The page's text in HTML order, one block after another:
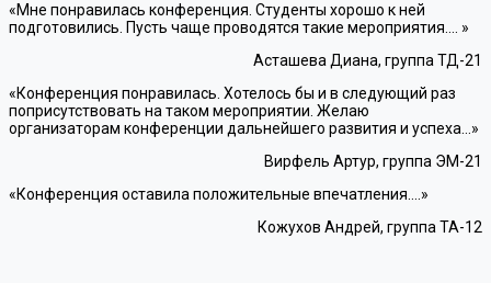
«Мне понравилась конференция. Студенты хорошо к ней
подготовились. Пусть чаще проводятся такие мероприятия…. »
Асташева Диана, группа ТД-21
«Конференция понравилась. Хотелось бы и в следующий раз
поприсутствовать на таком мероприятии. Желаю
организаторам конференции дальнейшего развития и успеха…»
Вирфель Артур, группа ЭМ-21
«Конференция оставила положительные впечатления….»
Кожухов Андрей, группа ТА-12